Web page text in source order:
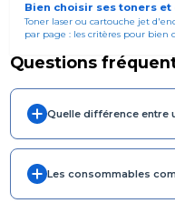
Bien choisir ses toners
Toner laser ou cartouche jet
par page : les critères pour bien
Questions
Quelle différence entre
Les consommables